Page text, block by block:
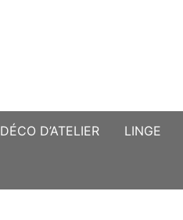
DÉCO D’ATELIER LINGE